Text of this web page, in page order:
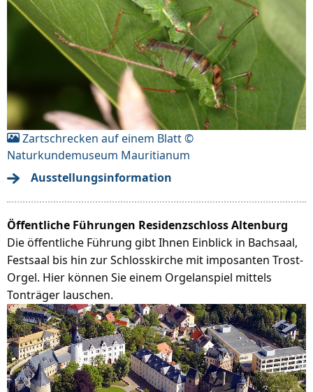
Zartschrecken auf einem Blatt ©
Naturkundemuseum Mauritianum
Ausstellungsinformation
Öffentliche Führungen Residenzschloss Altenburg
Die öffentliche Führung gibt Ihnen Einblick in Bachsaal,
Festsaal bis hin zur Schlosskirche mit imposanten Trost-
Orgel. Hier können Sie einem Orgelanspiel mittels
Tonträger lauschen.